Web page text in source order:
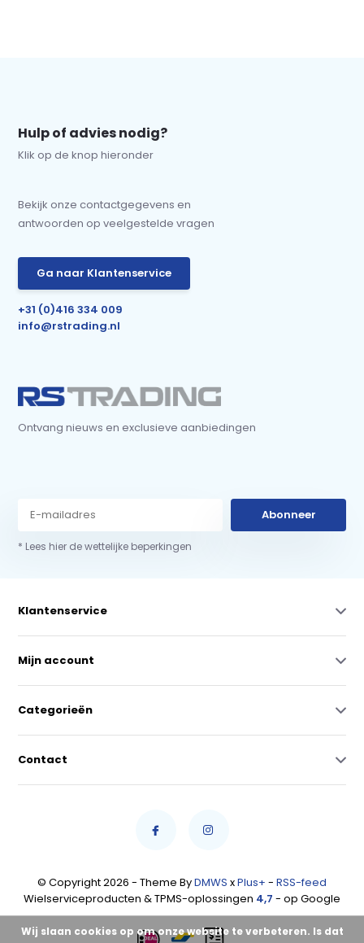
Hulp of advies nodig?
Klik op de knop hieronder
Bekijk onze contactgegevens en
antwoorden op veelgestelde vragen
Ga naar Klantenservice
+31 (0)416 334 009
info@rstrading.nl
Ontvang nieuws en exclusieve aanbiedingen
Abonneer
* Lees hier de wettelijke beperkingen
Klantenservice
Mijn account
Categorieën
Contact
© Copyright 2026 - Theme ByDMWS xPlus+ - RSS-feed
Wielserviceproducten & TPMS-oplossingen 4,7 - op Google
Wij slaan cookies op om onze website te verbeteren. Is dat